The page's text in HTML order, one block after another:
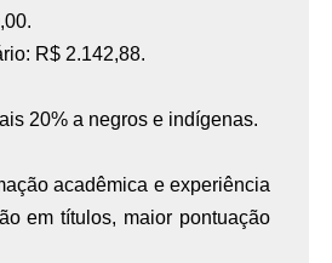
R$ 2.142,88.
20% a negros e indígenas.
acadêmica e experiência
em títulos, maior pontuação